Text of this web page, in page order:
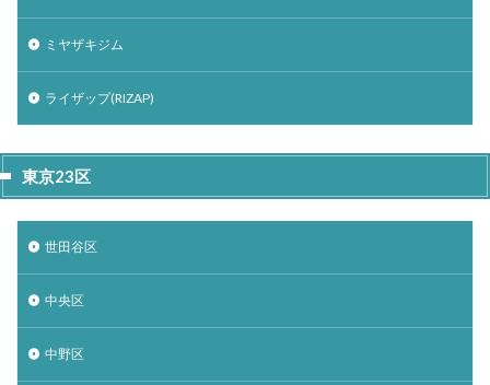
ミヤザキジム
ライザップ(RIZAP)
東京23区
世田谷区
中央区
中野区